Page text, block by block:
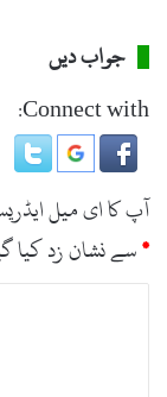
2 دن خیبر
اسلام آباد میں
ہے، اس دوران
جواب دیں
Connect with:
آپ کا ای میل
*سے نشان زد کیا